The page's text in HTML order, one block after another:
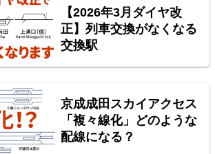
【2026年3月ダイヤ改
正】列車交換がなくなる
交換駅
京成成田スカイアクセス
「複々線化」どのような
配線になる？